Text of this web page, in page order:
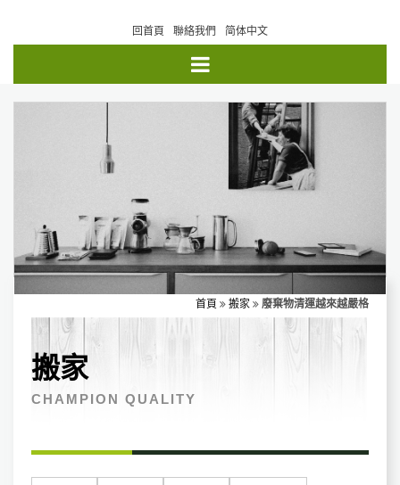
回首頁 聯絡我們 简体中文
首頁 搬家 廢棄物清運越來越嚴格
搬家
CHAMPION QUALITY